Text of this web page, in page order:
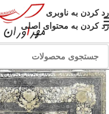
رد کردن به ناوبری
رد کردن به محتوای اصلی